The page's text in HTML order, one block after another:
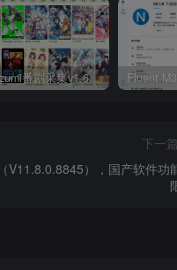
Kazumi番剧采集v1.6.9：支持自定义规则+在线观看+弹幕，跨平台下载
下一篇
V11.8.0.8845），国产软件功